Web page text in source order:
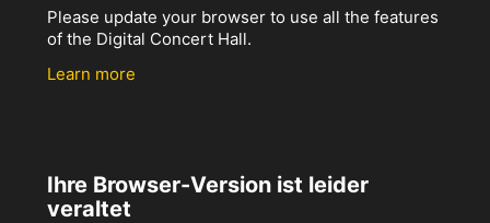
Please update your browser to use all the features
of the Digital Concert Hall.
Learn more
Ihre Browser-Version ist leider
veraltet